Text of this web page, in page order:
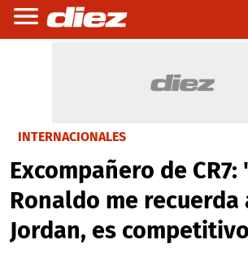
INTERNACIONALES
Excompañero de
Ronaldo me recuerda
Jordan, es